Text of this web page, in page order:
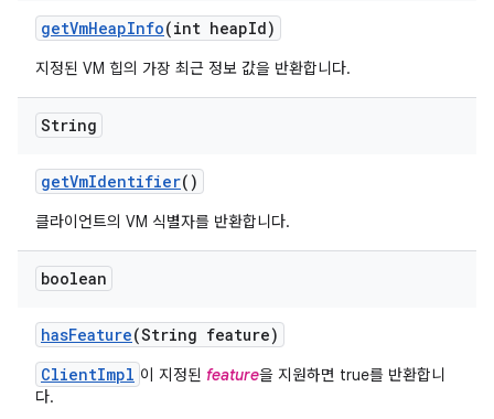
getVmHeapInfo(int heapId)
지정된 VM 힙의 가장 최근 정보 값을 반환합니다.
String
getVmIdentifier()
클라이언트의 VM 식별자를 반환합니다.
boolean
hasFeature(String feature)
ClientImpl 이 지정된 feature을 지원하면 true를 반환합니
다.